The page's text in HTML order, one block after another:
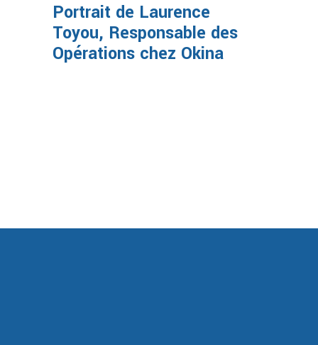
Portrait de Laurence
Toyou, Responsable des
Opérations chez Okina